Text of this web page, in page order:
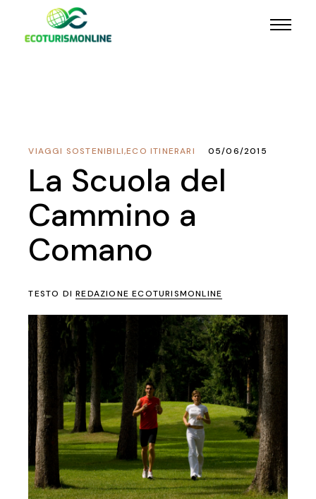
ECO ITINERARI
,
VIAGGI SOSTENIBILI 05/06/2015
La Scuola del
Cammino a
Comano
TESTO DIREDAZIONE ECOTURISMONLINE